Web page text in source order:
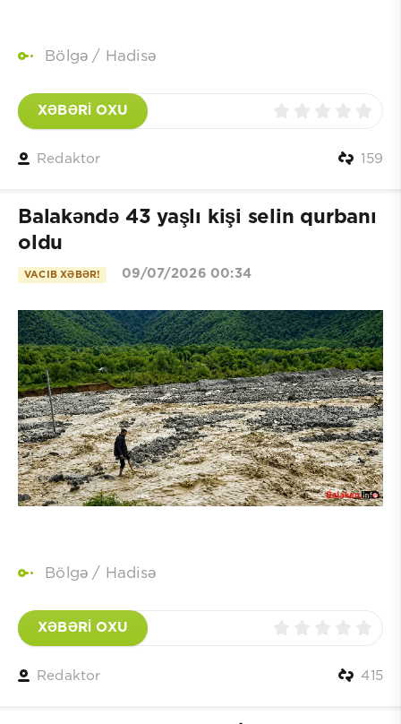
Bölgə / Hadisə
XƏBƏRİ OXU
Redaktor 159
Balakəndə 43 yaşlı kişi selin qurbanı
oldu
VACIB XƏBƏR! 09/07/2026 00:34
Bölgə / Hadisə
XƏBƏRİ OXU
Redaktor 415